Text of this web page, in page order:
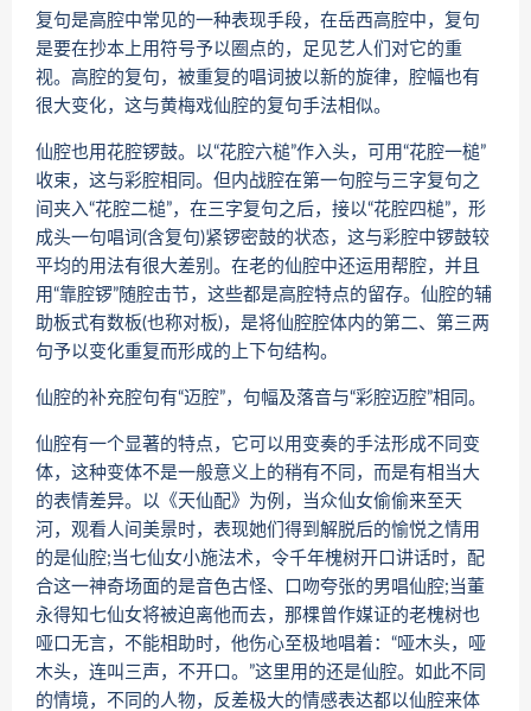
复句是高腔中常见的一种表现手段，在岳西高腔中，复句
是要在抄本上用符号予以圈点的，足见艺人们对它的重
视。高腔的复句，被重复的唱词披以新的旋律，腔幅也有
很大变化，这与黄梅戏仙腔的复句手法相似。
仙腔也用花腔锣鼓。以“花腔六槌”作入头，可用“花腔一槌”
收束，这与彩腔相同。但内战腔在第一句腔与三字复句之
间夹入“花腔二槌”，在三字复句之后，接以“花腔四槌”，形
成头一句唱词(含复句)紧锣密鼓的状态，这与彩腔中锣鼓较
平均的用法有很大差别。在老的仙腔中还运用帮腔，并且
用“靠腔锣”随腔击节，这些都是高腔特点的留存。仙腔的辅
助板式有数板(也称对板)，是将仙腔腔体内的第二、第三两
句予以变化重复而形成的上下句结构。
仙腔的补充腔句有“迈腔”，句幅及落音与“彩腔迈腔”相同。
仙腔有一个显著的特点，它可以用变奏的手法形成不同变
体，这种变体不是一般意义上的稍有不同，而是有相当大
的表情差异。以《天仙配》为例，当众仙女偷偷来至天
河，观看人间美景时，表现她们得到解脱后的愉悦之情用
的是仙腔;当七仙女小施法术，令千年槐树开口讲话时，配
合这一神奇场面的是音色古怪、口吻夸张的男唱仙腔;当董
永得知七仙女将被迫离他而去，那棵曾作媒证的老槐树也
哑口无言，不能相助时，他伤心至极地唱着：“哑木头，哑
木头，连叫三声，不开口。”这里用的还是仙腔。如此不同
的情境，不同的人物，反差极大的情感表达都以仙腔来体